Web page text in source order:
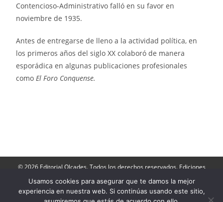
Contencioso-Administrativo falló en su favor en
noviembre de 1935.
Antes de entregarse de lleno a la actividad política, en
los primeros años del siglo XX colaboró de manera
esporádica en algunas publicaciones profesionales
como El Foro Conquense.
© 2026 Editorial Olcades. Todos los derechos reservados. Ediciones
264.
Director: José Luis Muñoz |Contactar|Aviso Legal|Política de
Privacidad | Politica de cookies Acceder a Ediciones Olcades
Usamos cookies para asegurar que te damos la mejor
experiencia en nuestra web. Si continúas usando este sitio,